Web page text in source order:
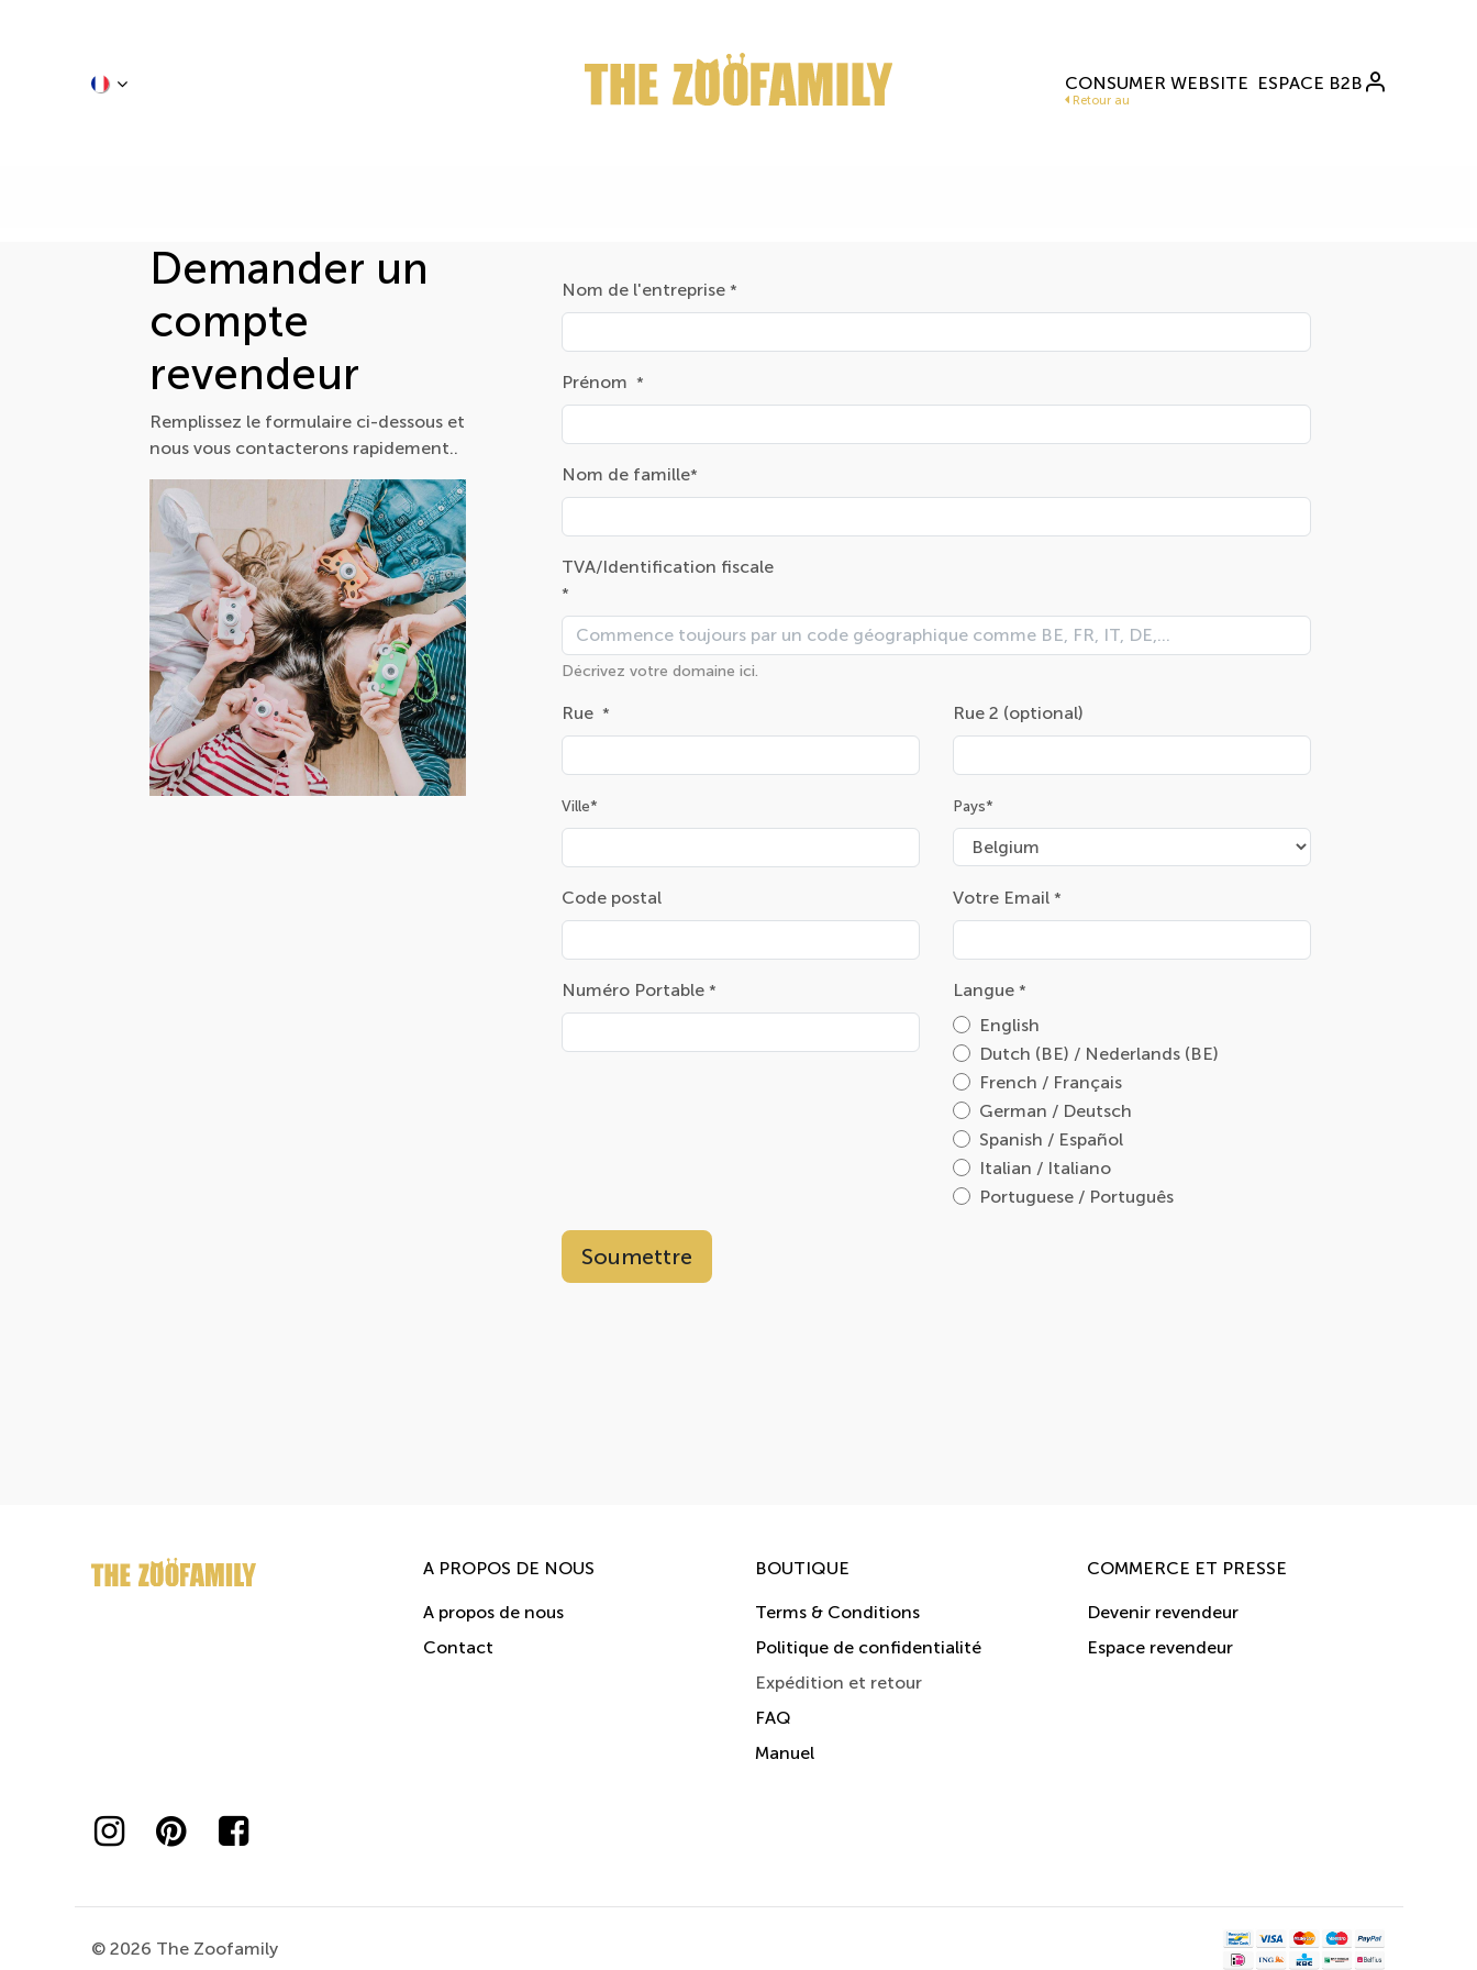
Retour au
CONSUMER WEBSITE ESPACE B2B
Demander un
compte
revendeur
Remplissez le formulaire ci-dessous et
nous vous contacterons rapidement..
Nom de l'entreprise *
Prénom *
Nom de famille*
TVA/Identification fiscale
*
Décrivez votre domaine ici.
Rue * Rue 2 (optional)
Ville* Pays*
Code postal Votre Email *
Numéro Portable * Langue *
English
Dutch (BE) / Nederlands (BE)
French / Français
German / Deutsch
Spanish / Español
Italian / Italiano
Portuguese / Português
Soumettre
A PROPOS DE NOUS
A propos de nous
Contact
BOUTIQUE
Terms & Conditions
Politique de confidentialité
Expédition et retour
FAQ
Manuel
COMMERCE ET PRESSE
Devenir revendeur
Espace revendeur
© 2026 The Zoofamily